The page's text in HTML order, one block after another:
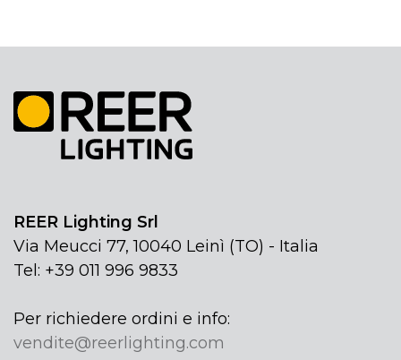
REER Lighting Srl
Via Meucci 77, 10040 Leinì (TO) - Italia
Tel: +39 011 996 9833
Per richiedere ordini e info:
vendite@reerlighting.com